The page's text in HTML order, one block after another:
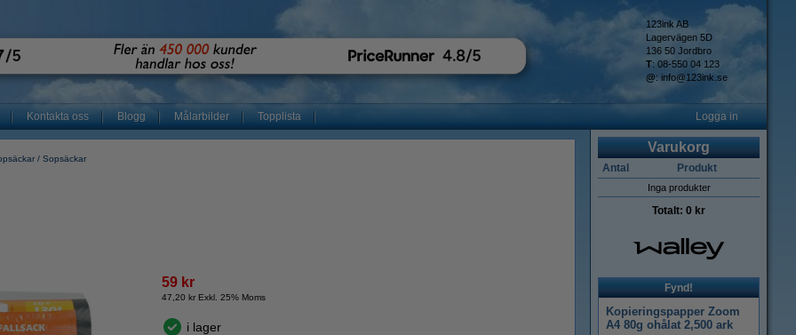
123ink AB
Lagervägen 5D
136 50 Jordbro
T: 08-550 04 123
@: info@123ink.se
Kontakta oss Blogg Målarbilder Topplista Logga in
Sopsäckar
59 kr
47,20 kr Exkl. 25% Moms
i lager
Varukorg
Antal Produkt
Inga produkter
Totalt: 0 kr
Fynd!
Kopieringspapper Zoom
A4 80g ohålat 2,500 ark